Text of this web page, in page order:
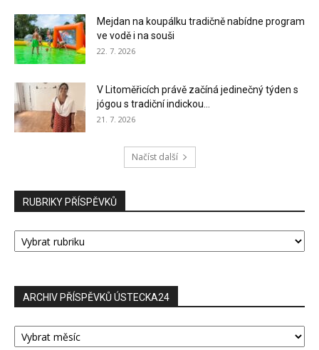
Mejdan na koupálku tradičně nabídne program
ve vodě i na souši
22. 7. 2026
V Litoměřicích právě začíná jedinečný týden s
jógou s tradiční indickou...
21. 7. 2026
Načíst další
RUBRIKY PŘÍSPĚVKŮ
RUBRIKY
PŘÍSPĚVKŮ
ARCHIV PŘÍSPĚVKŮ ÚSTECKA24
ARCHIV
PŘÍSPĚVKŮ